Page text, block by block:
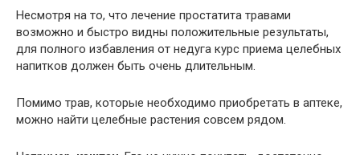
Несмотря на то, что лечение простатита травами
возможно и быстро видны положительные результаты,
для полного избавления от недуга курс приема целебных
напитков должен быть очень длительным.
Помимо трав, которые необходимо приобретать в аптеке,
можно найти целебные растения совсем рядом.